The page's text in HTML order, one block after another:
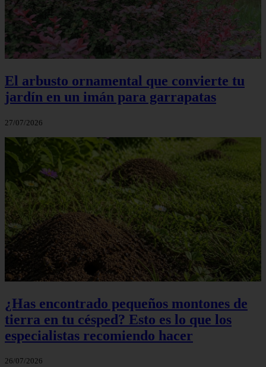
El arbusto ornamental que convierte tu
jardín en un imán para garrapatas
27/07/2026
¿Has encontrado pequeños montones de
tierra en tu césped? Esto es lo que los
especialistas recomiendo hacer
26/07/2026